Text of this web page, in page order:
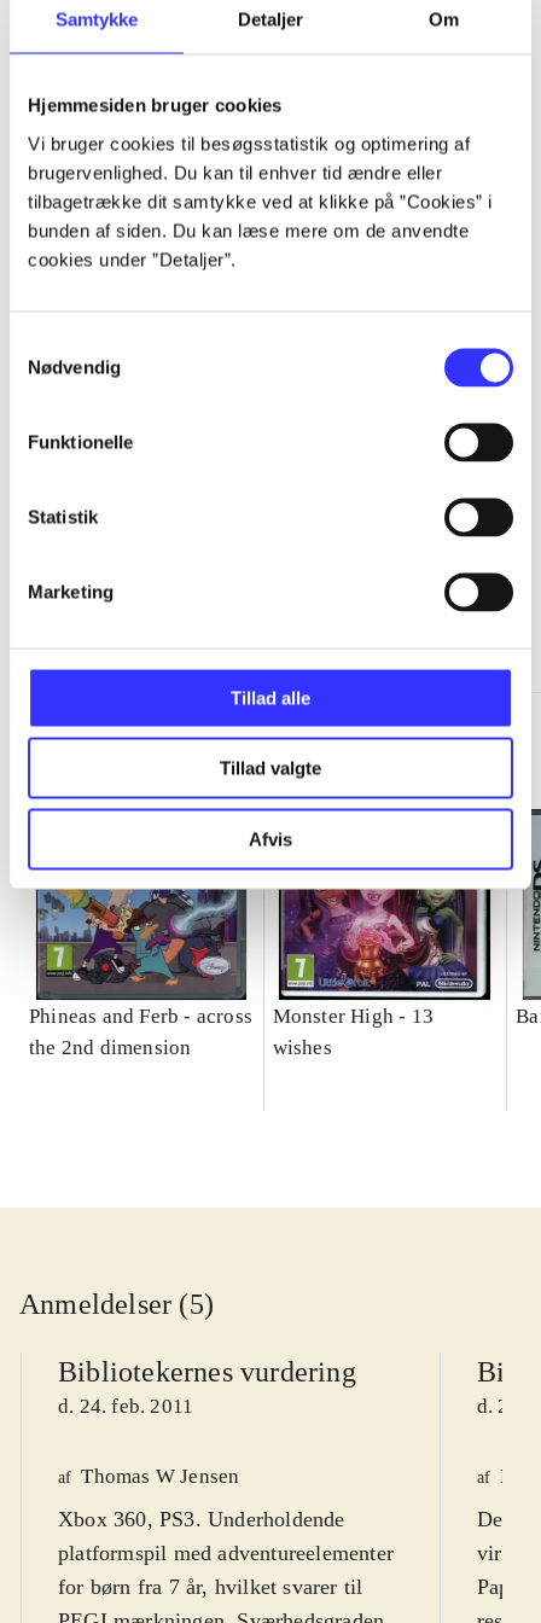
Samtykke Detaljer Om
Hjemmesiden bruger cookies
Vi bruger cookies til besøgsstatistik og optimering af
brugervenlighed. Du kan til enhver tid ændre eller
tilbagetrække dit samtykke ved at klikke på ”Cookies” i
bunden af siden. Du kan læse mere om de anvendte
cookies under ”Detaljer”.
Nødvendig
Funktionelle
Statistik
Marketing
Tillad alle
Tillad valgte
Afvis
Artikler
...
...
...
Phineas and Ferb - across
the 2nd dimension
Monster High - 13
wishes
Anmeldelser (5)
Bibliotekernes vurdering
d. 24. feb. 2011
af Thomas W Jensen
Xbox 360, PS3. Underholdende
platformspil med adventureelementer
for børn fra 7 år, hvilket svarer til
d. 22.
af
Der er
virker
Papa